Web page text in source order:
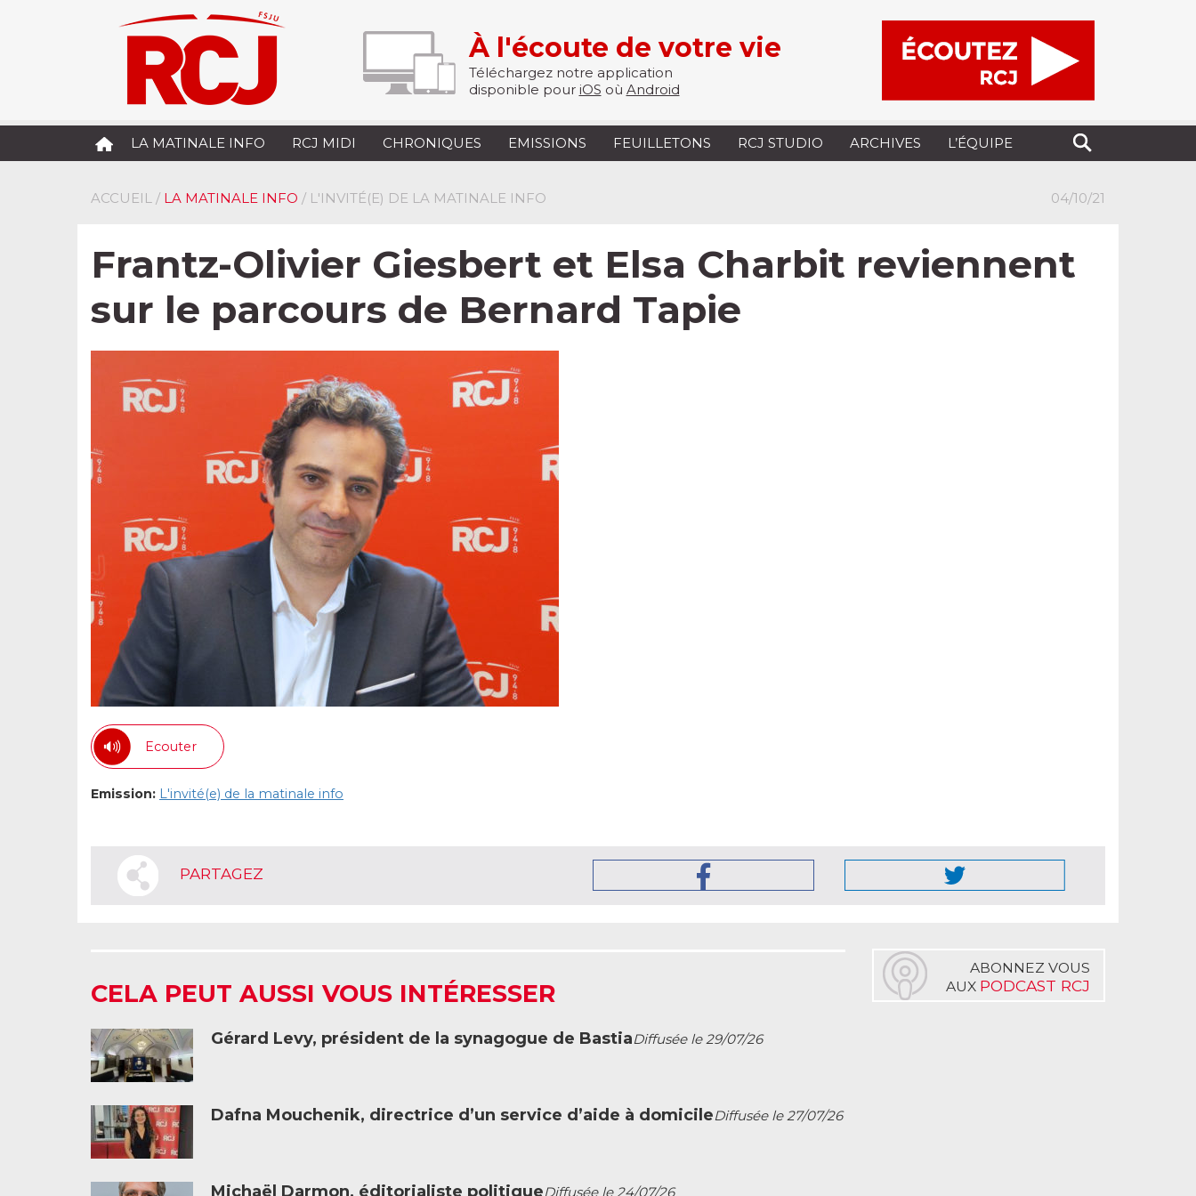
À l'écoute de votre vie
Téléchargez notre application
disponible pour iOS où Android
LA MATINALE INFO RCJ MIDI CHRONIQUES EMISSIONS FEUILLETONS RCJ STUDIO ARCHIVES L’ÉQUIPE
ACCUEIL / LA MATINALE INFO / L'INVITÉ(E) DE LA MATINALE INFO 04/10/21
Frantz-Olivier Giesbert et Elsa Charbit reviennent
sur le parcours de Bernard Tapie
Ecouter
Emission: L'invité(e) de la matinale info
PARTAGEZ
CELA PEUT AUSSI VOUS INTÉRESSER
Gérard Levy, président de la synagogue de BastiaDiffusée le 29/07/26
Dafna Mouchenik, directrice d’un service d’aide à domicileDiffusée le 27/07/26
Michaël Darmon, éditorialiste politiqueDiffusée le 24/07/26
ABONNEZ VOUS
AUX PODCAST RCJ